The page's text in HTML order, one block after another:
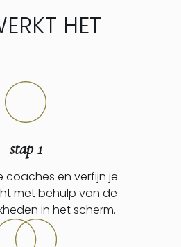
HET
stap 1
coaches en verfijn je
met behulp van de
in het scherm.